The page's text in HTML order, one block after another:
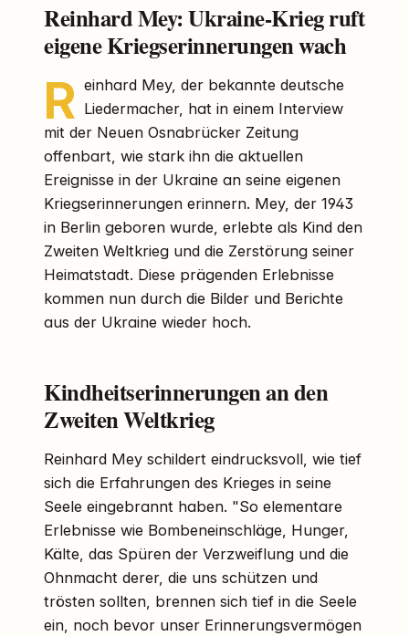
Reinhard Mey: Ukraine-Krieg ruft
eigene Kriegserinnerungen wach
R einhard Mey, der bekannte deutsche
Liedermacher, hat in einem Interview
mit der Neuen Osnabrücker Zeitung
offenbart, wie stark ihn die aktuellen
Ereignisse in der Ukraine an seine eigenen
Kriegserinnerungen erinnern. Mey, der 1943
in Berlin geboren wurde, erlebte als Kind den
Zweiten Weltkrieg und die Zerstörung seiner
Heimatstadt. Diese prägenden Erlebnisse
kommen nun durch die Bilder und Berichte
aus der Ukraine wieder hoch.
Kindheitserinnerungen an den
Zweiten Weltkrieg
Reinhard Mey schildert eindrucksvoll, wie tief
sich die Erfahrungen des Krieges in seine
Seele eingebrannt haben. "So elementare
Erlebnisse wie Bombeneinschläge, Hunger,
Kälte, das Spüren der Verzweiflung und die
Ohnmacht derer, die uns schützen und
trösten sollten, brennen sich tief in die Seele
ein, noch bevor unser Erinnerungsvermögen